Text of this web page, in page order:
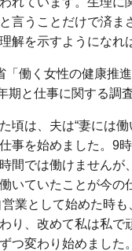
言うことだけで済
解を示すようになれ
働く女性の健康推進
と仕事に関する調査
頃は、夫は“妻には
事を始めました。9
間では働けませんが
いていたことが今の
業として始めた時
り、改めて私は私で
つ変わり始めました。